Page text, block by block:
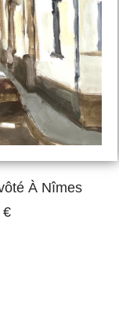
À Nîmes
€